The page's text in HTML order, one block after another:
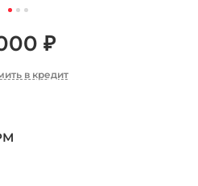
₽
в кредит